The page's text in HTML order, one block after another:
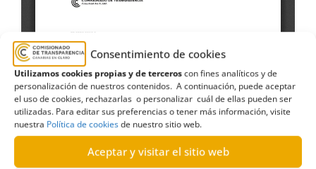
Consentimiento de cookies
Utilizamos cookies propias y de terceroscon fines analíticos y de
personalización de nuestros contenidos. A continuación, puede aceptar
el uso de cookies, rechazarlas o personalizar cuál de ellas pueden ser
utilizadas. Para editar sus preferencias o tener más información, visite
nuestra Política de cookiesde nuestro sitio web.
Aceptar y visitar el sitio web